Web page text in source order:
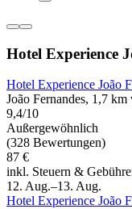
Hotel Experience
Hotel Experience João
João Fernandes, 1,7
9,4/10
Außergewöhnlich
(328 Bewertungen)
87 €
inkl. Steuern &
12. Aug.–13. Aug.
Hotel Experience João